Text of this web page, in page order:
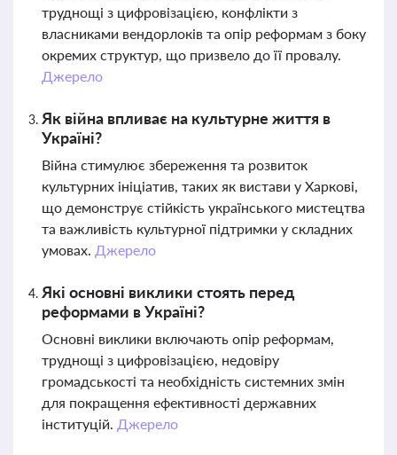
труднощі з цифровізацією, конфлікти з
власниками вендорлоків та опір реформам з боку
окремих структур, що призвело до її провалу.
Джерело
Як війна впливає на культурне життя в
Україні?
Війна стимулює збереження та розвиток
культурних ініціатив, таких як вистави у Харкові,
що демонструє стійкість українського мистецтва
та важливість культурної підтримки у складних
умовах. Джерело
Які основні виклики стоять перед
реформами в Україні?
Основні виклики включають опір реформам,
труднощі з цифровізацією, недовіру
громадськості та необхідність системних змін
для покращення ефективності державних
інституцій. Джерело